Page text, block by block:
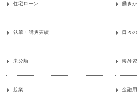
住宅ローン 働き
執筆・講演実績 日々
未分類 海外
起業 金融